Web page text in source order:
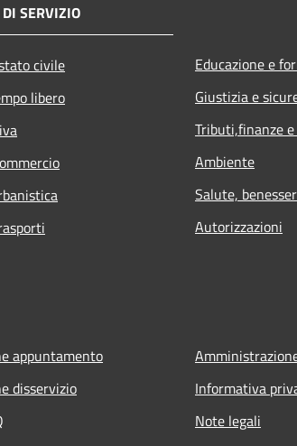
DI SERVIZIO
civile
libero
Educazione e
Giustizia e
Tributi,finanze
Ambiente
Salute,
Autorizzazioni
appuntamento
disservizio
Informativa
Note legali